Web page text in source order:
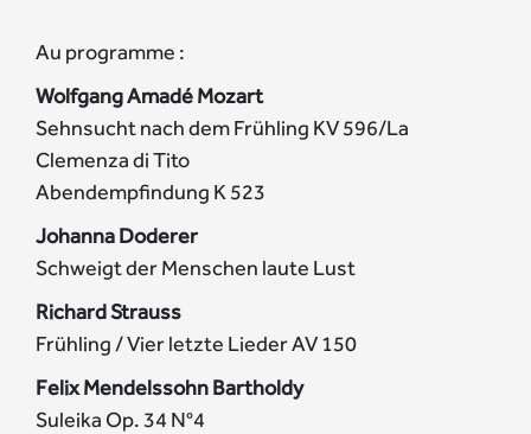
Au programme :
Wolfgang Amadé Mozart
Sehnsucht nach dem Frühling KV 596/La
Clemenza di Tito
Abendempfindung K 523
Johanna Doderer
Schweigt der Menschen laute Lust
Richard Strauss
Frühling / Vier letzte Lieder AV 150
Felix Mendelssohn Bartholdy
Suleika Op. 34 N°4